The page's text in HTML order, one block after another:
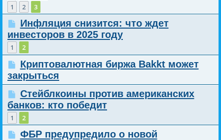
1 2 3
Инфляция снизится: что ждет
инвесторов в 2025 году
1 2
Криптовалютная биржа Bakkt может
закрыться
Стейблкоины против американских
банков: кто победит
1 2
ФБР предупредило о новой